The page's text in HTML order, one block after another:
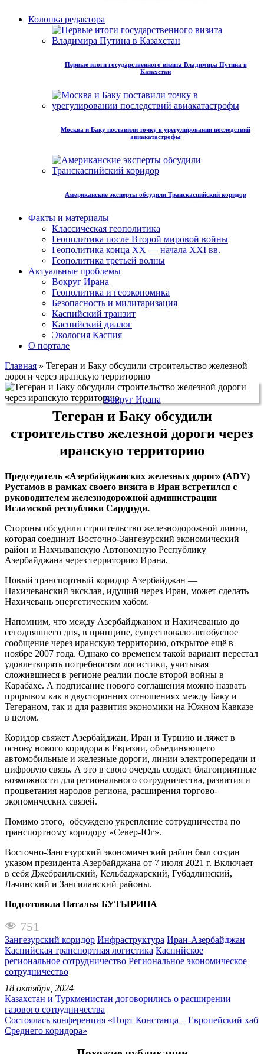
Колонка редактора
Первые итоги государственного визита Владимира Путина в
Казахстан
Москва и Баку поставили точку в урегулировании последствий
авиакатастрофы
Американские эксперты обсудили Транскаспийский коридор
Факты и материалы
Классическая геополитика
Геополитика после Второй мировой войны
Геополитика конца XX — начала XXI вв.
Геополитика третьей волны
Актуальные проблемы
Вокруг Ирана
Геополитика и геоэкономика
Безопасность и милитаризация
Каспийский транзит
Каспийский диалог
Экология Каспия
О портале
Главная » Тегеран и Баку обсудили строительство железной
дороги через иранскую территорию
Вокруг Ирана
Тегеран и Баку обсудили
строительство железной дороги через
иранскую территорию
Председатель «Азербайджанских железных дорог» (ADY)
Рустамов в рамках своего визита в Иран встретился с
руководителем железнодорожной администрации
Исламской республики Сардруди.
Стороны обсудили строительство железнодорожной линии,
которая соединит Восточно-Зангезурский экономический
район и Нахчыванскую Автономную Республику
Азербайджана через территорию Ирана.
Новый транспортный коридор Азербайджан —
Нахичеванский эксклав, идущий через Иран, может сделать
Нахичевань энергетическим хабом.
Напомним, что между Азербайджаном и Нахичеванью до
сегодняшнего дня, в принципе, существовало автобусное
сообщение через иранскую территорию, открытое ещё в
ноябре 2007 года. Однако со временем такой вариант перестал
удовлетворять потребностям логистики, учитывая
сложившиеся в регионе реалии после второй войны в
Карабахе. А подписание нового соглашения можно назвать
прорывом как в двусторонних отношениях между Баку и
Тегераном, так и для развития экономики на Южном Кавказе
в целом.
Коридор свяжет Азербайджан, Иран и Турцию и ляжет в
основу нового коридора в Евразии, объединяющего
автомобильные и железные дороги, линии электропередачи и
цифровую связь. А это в свою очередь создаст благоприятные
возможности для регионального сотрудничества, развития и
процветания народов региона, расширения торгово-
экономических связей.
Помимо этого, обсуждено укрепление сотрудничества по
транспортному коридору «Север-Юг».
Восточно-Зангезурский экономический район был создан
указом президента Азербайджана от 7 июля 2021 г. Включает
в себя Джебраильский, Кельбаджарский, Губадлинский,
Лачинский и Зангиланский районы.
Подготовила Наталья БУТЫРИНА
751
Зангезурский коридор Инфраструктура Иран-Азербайджан
Каспийская транспортная логистика Каспийское
региональное сотрудничество Региональное экономическое
сотрудничество
18 октября, 2024
Казахстан и Туркменистан договорились о расширении
газового сотрудничества
Состоялась конференция «Порт Констанца – Европейский хаб
Среднего коридора»